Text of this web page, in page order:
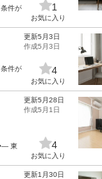
件が
1
お気に入り
件が
更新5月3日
作成5月3日
4
お気に入り
東
更新5月28日
作成5月1日
4
お気に入り
更新1月30日